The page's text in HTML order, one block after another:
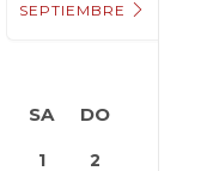
SEPTIEMBRE
SA DO
1 2